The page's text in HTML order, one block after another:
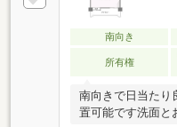
南向き
所有権
南向きで日当たり
置可能です洗面と